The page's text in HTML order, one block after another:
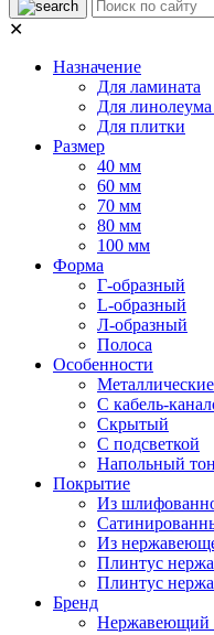
✕
Назначение
Для ламината
Для
Для плитки
Размер
40 мм
60 мм
70 мм
80 мм
100 мм
Форма
Г-образный
L-образный
Л-образный
Полоса
Особенности
С кабель-
Скрытый
С подсветкой
Напольный
Покрытие
Из
Из
Плинтус
Плинтус
Бренд
Нержавеющий